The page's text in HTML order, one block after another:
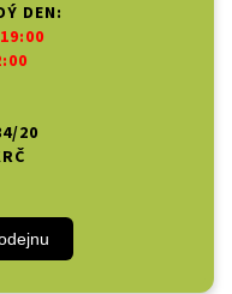
DEN:
19:00
20